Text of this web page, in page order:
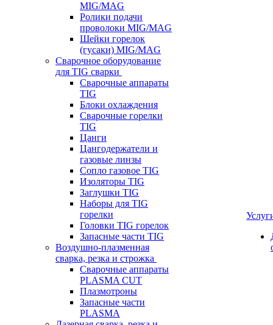
MIG/MAG
Ролики подачи
проволоки MIG/MAG
Шейки горелок
(гусаки) MIG/MAG
Сварочное оборудование
для TIG сварки
Сварочные аппараты
TIG
Блоки охлаждения
Сварочные горелки
TIG
Цанги
Цангодержатели и
газовые линзы
Сопло газовое TIG
Изоляторы TIG
Заглушки TIG
Наборы для TIG
горелки
Головки TIG горелок
Запасные части TIG
Воздушно-плазменная
сварка, резка и строжка
Сварочные аппараты
PLASMA CUT
Плазмотроны
Запасные части
PLASMA